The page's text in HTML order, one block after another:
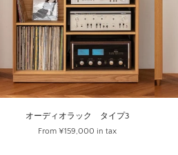
オーディオラック タイプ3
From ¥159,000 in tax